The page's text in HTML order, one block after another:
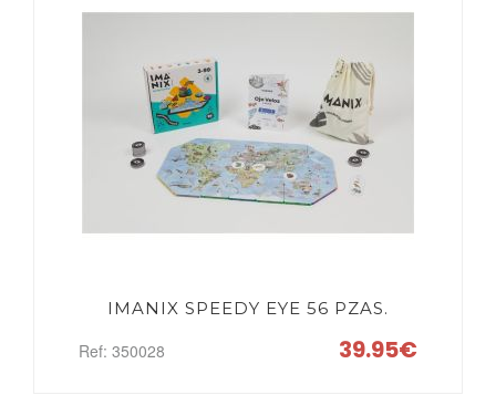
IMANIX SPEEDY EYE 56 PZAS.
Ref: 350028 39.95€